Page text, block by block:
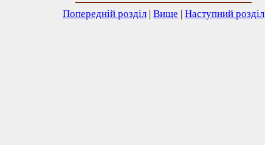
Попередній розділ | Вище | Наступний розділ